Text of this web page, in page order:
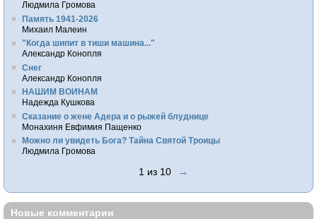
Людмила Громова
Память 1941-2026
Михаил Малеин
"Когда шипит в тиши машина..."
Александр Конопля
Снег
Александр Конопля
НАШИМ ВОИНАМ
Надежда Кушкова
Сказание о жене Адера и о рыжей блуднице
Монахиня Евфимия Пащенко
Можно ли увидеть Бога? Тайна Святой Троицы
Людмила Громова
1 из 10 →
Новые комментарии